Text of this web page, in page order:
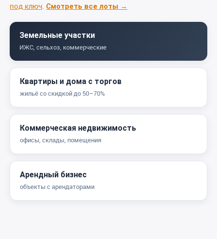
под ключ Смотреть все лоты →
Земельные участки
ИЖС, сельхоз, коммерческие
Квартиры и дома с торгов
жильё со скидкой до 50–70%
Коммерческая недвижимость
офисы, склады, помещения
Арендный бизнес
объекты с арендаторами